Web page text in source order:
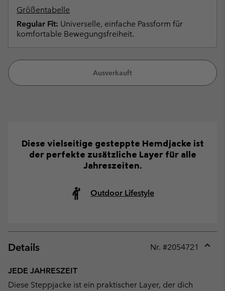
Größentabelle
Regular Fit: Universelle, einfache Passform für
komfortable Bewegungsfreiheit.
Ausverkauft
Diese vielseitige gesteppte Hemdjacke ist
der perfekte zusätzliche Layer für alle
Jahreszeiten.
Outdoor Lifestyle
Details Nr. #2054721
JEDE JAHRESZEIT
Diese Steppjacke ist ein praktischer Layer, der dich